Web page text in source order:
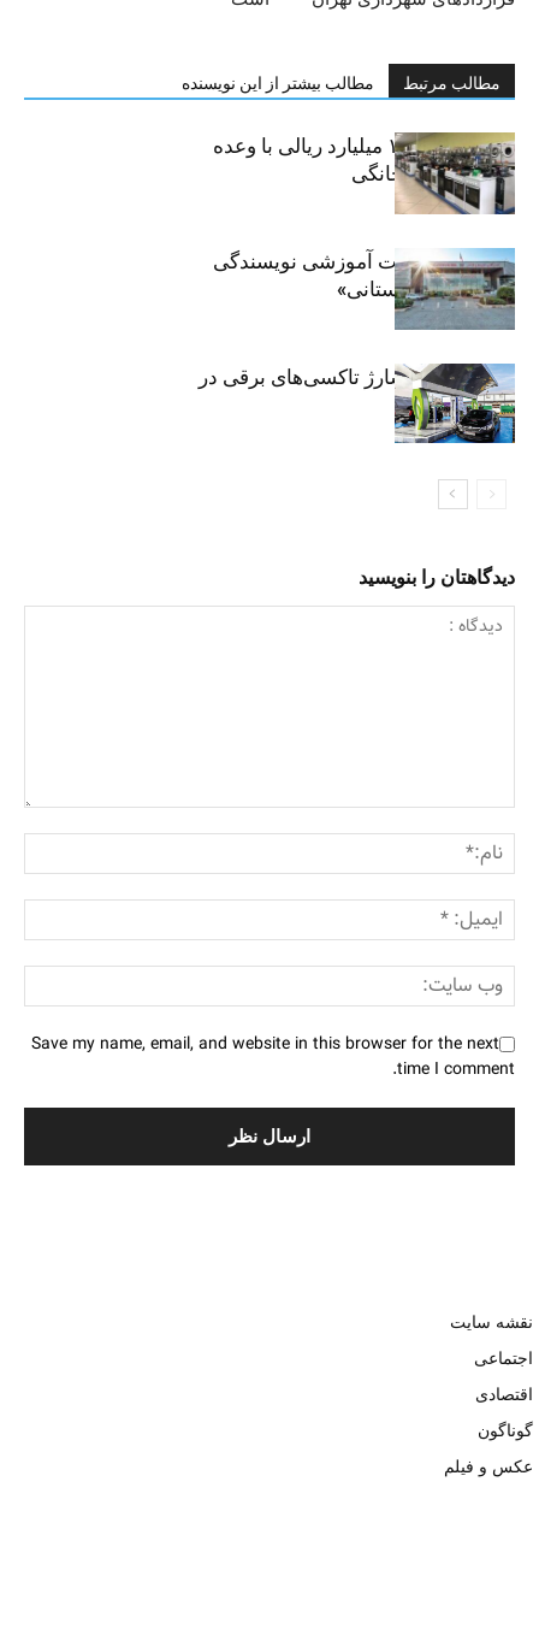
مطالب مرتبط مطالب بیشتر از این نویسنده
کلاهبرداری ۱۰۰ میلیارد ریالی با وعده
فروش لوازم خانگی
برگزاری جلسات آموزشی نویسندگی
«زندگی‌نامه داستانی»
توسعه شبکه شارژ تاکسی‌های برقی در
پایتخت
دیدگاهتان را بنویسید
Save my name, email, and website in this browser for the next
time I comment.
نقشه سایت
اجتماعی
اقتصادی
گوناگون
عکس و فیلم